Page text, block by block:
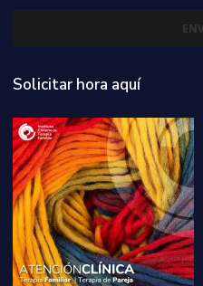
Solicitar hora aquí